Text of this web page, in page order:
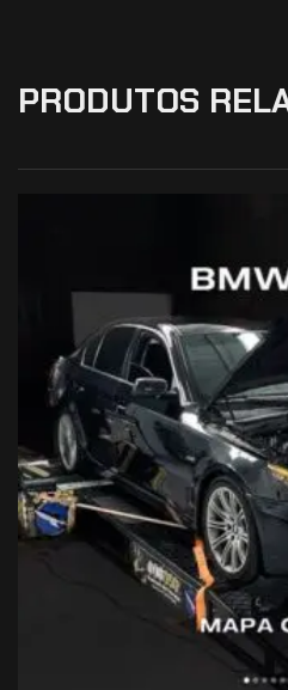
PRODUTOS